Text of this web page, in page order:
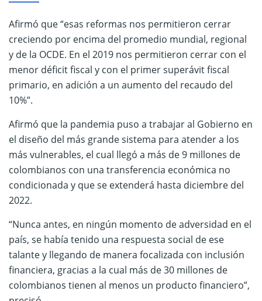
Afirmó que “esas reformas nos permitieron cerrar
creciendo por encima del promedio mundial, regional
y de la OCDE. En el 2019 nos permitieron cerrar con el
menor déficit fiscal y con el primer superávit fiscal
primario, en adición a un aumento del recaudo del
10%”.
Afirmó que la pandemia puso a trabajar al Gobierno en
el diseño del más grande sistema para atender a los
más vulnerables, el cual llegó a más de 9 millones de
colombianos con una transferencia económica no
condicionada y que se extenderá hasta diciembre del
2022.
“Nunca antes, en ningún momento de adversidad en el
país, se había tenido una respuesta social de ese
talante y llegando de manera focalizada con inclusión
financiera, gracias a la cual más de 30 millones de
colombianos tienen al menos un producto financiero”,